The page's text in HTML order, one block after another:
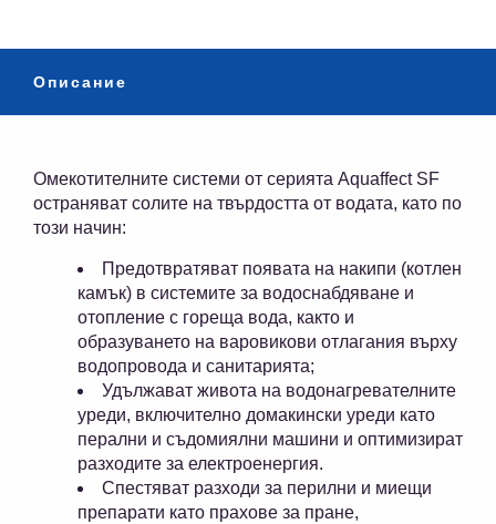
Описание
Омекотителните системи от серията Aquaffect SF
остраняват солите на твърдостта от водата, като по
този начин:
Предотвратяват появата на накипи (котлен
камък) в системите за водоснабдяване и
отопление с гореща вода, както и
образуването на варовикови отлагания върху
водопровода и санитарията;
Удължават живота на водонагревателните
уреди, включително домакински уреди като
перални и съдомиялни машини и оптимизират
разходите за електроенергия.
Спестяват разходи за перилни и миещи
препарати като прахове за пране,